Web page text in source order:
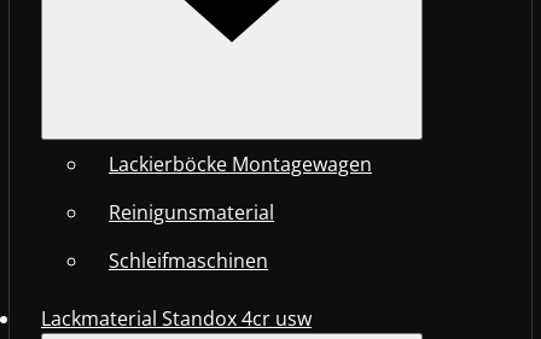
Lackierböcke Montagewagen
Reinigunsmaterial
Schleifmaschinen
Lackmaterial Standox 4cr usw